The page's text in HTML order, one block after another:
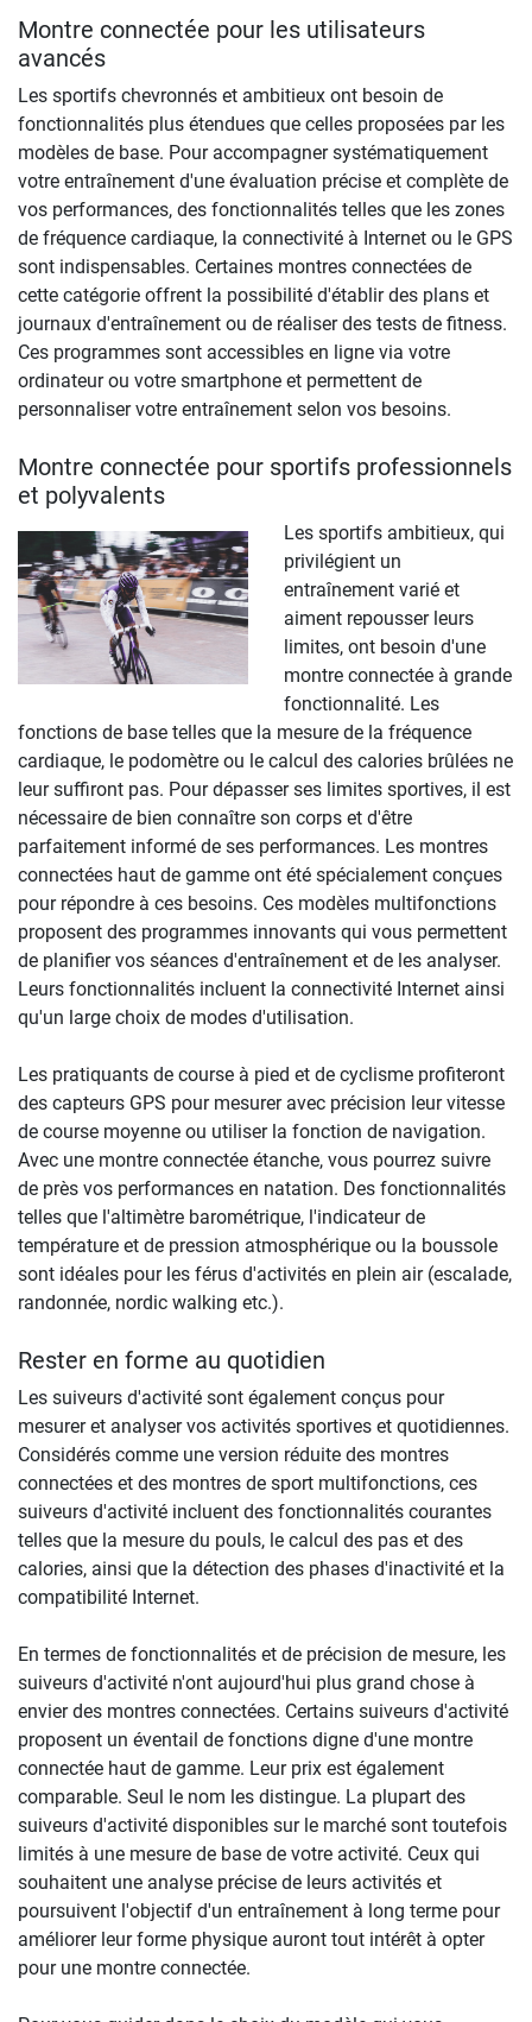
Montre connectée pour les utilisateurs
avancés
Les sportifs chevronnés et ambitieux ont besoin de
fonctionnalités plus étendues que celles proposées par les
modèles de base. Pour accompagner systématiquement
votre entraînement d'une évaluation précise et complète de
vos performances, des fonctionnalités telles que les zones
de fréquence cardiaque, la connectivité à Internet ou le GPS
sont indispensables. Certaines montres connectées de
cette catégorie offrent la possibilité d'établir des plans et
journaux d'entraînement ou de réaliser des tests de fitness.
Ces programmes sont accessibles en ligne via votre
ordinateur ou votre smartphone et permettent de
personnaliser votre entraînement selon vos besoins.
Montre connectée pour sportifs professionnels
et polyvalents
Les sportifs ambitieux, qui
privilégient un
entraînement varié et
aiment repousser leurs
limites, ont besoin d'une
montre connectée à grande
fonctionnalité. Les
fonctions de base telles que la mesure de la fréquence
cardiaque, le podomètre ou le calcul des calories brûlées ne
leur suffiront pas. Pour dépasser ses limites sportives, il est
nécessaire de bien connaître son corps et d'être
parfaitement informé de ses performances. Les montres
connectées haut de gamme ont été spécialement conçues
pour répondre à ces besoins. Ces modèles multifonctions
proposent des programmes innovants qui vous permettent
de planifier vos séances d'entraînement et de les analyser.
Leurs fonctionnalités incluent la connectivité Internet ainsi
qu'un large choix de modes d'utilisation.
Les pratiquants de course à pied et de cyclisme profiteront
des capteurs GPS pour mesurer avec précision leur vitesse
de course moyenne ou utiliser la fonction de navigation.
Avec une montre connectée étanche, vous pourrez suivre
de près vos performances en natation. Des fonctionnalités
telles que l'altimètre barométrique, l'indicateur de
température et de pression atmosphérique ou la boussole
sont idéales pour les férus d'activités en plein air (escalade,
randonnée, nordic walking etc.).
Rester en forme au quotidien
Les suiveurs d'activité sont également conçus pour
mesurer et analyser vos activités sportives et quotidiennes.
Considérés comme une version réduite des montres
connectées et des montres de sport multifonctions, ces
suiveurs d'activité incluent des fonctionnalités courantes
telles que la mesure du pouls, le calcul des pas et des
calories, ainsi que la détection des phases d'inactivité et la
compatibilité Internet.
En termes de fonctionnalités et de précision de mesure, les
suiveurs d'activité n'ont aujourd'hui plus grand chose à
envier des montres connectées. Certains suiveurs d'activité
proposent un éventail de fonctions digne d'une montre
connectée haut de gamme. Leur prix est également
comparable. Seul le nom les distingue. La plupart des
suiveurs d'activité disponibles sur le marché sont toutefois
limités à une mesure de base de votre activité. Ceux qui
souhaitent une analyse précise de leurs activités et
poursuivent l'objectif d'un entraînement à long terme pour
améliorer leur forme physique auront tout intérêt à opter
pour une montre connectée.